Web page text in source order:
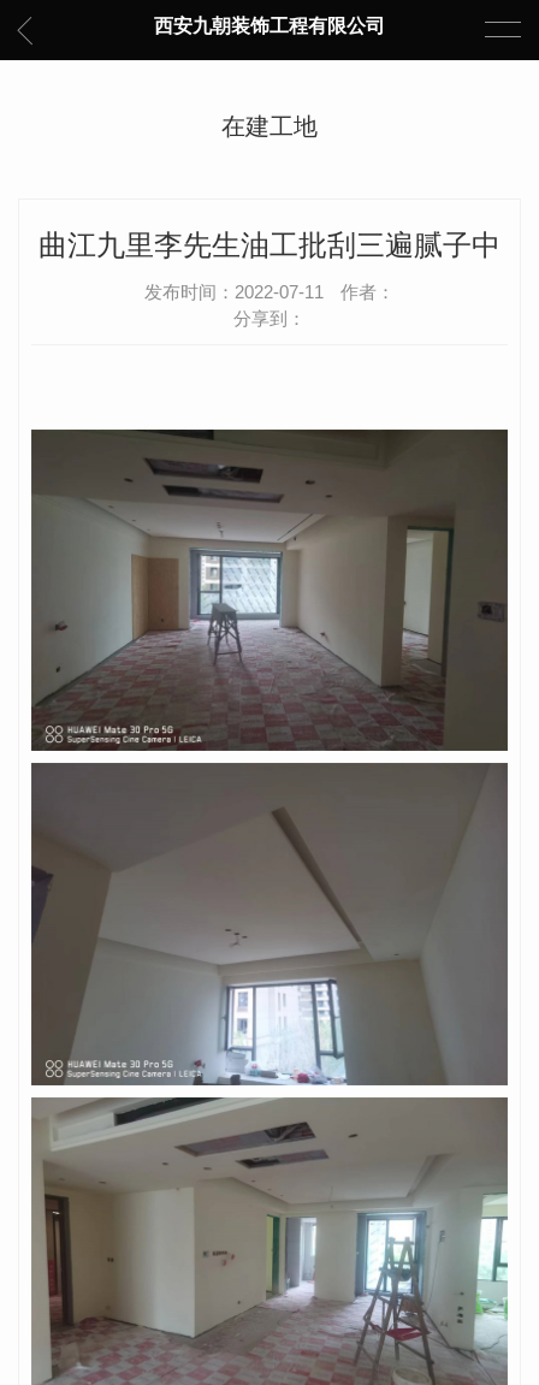
西安九朝装饰工程有限公司
在建工地
曲江九里李先生油工批刮三遍腻子中
发布时间：2022-07-11
作者：
分享到：